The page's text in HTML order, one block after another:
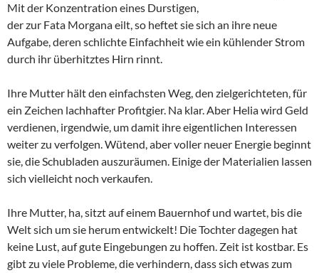
Mit der Konzentration eines Durstigen,
der zur Fata Morgana eilt, so heftet sie sich an ihre neue
Aufgabe, deren schlichte Einfachheit wie ein kühlender Strom
durch ihr überhitztes Hirn rinnt.
Ihre Mutter hält den einfachsten Weg, den zielgerichteten, für
ein Zeichen lachhafter Profitgier. Na klar. Aber Helia wird Geld
verdienen, irgendwie, um damit ihre eigentlichen Interessen
weiter zu verfolgen. Wütend, aber voller neuer Energie beginnt
sie, die Schubladen auszuräumen. Einige der Materialien lassen
sich vielleicht noch verkaufen.
Ihre Mutter, ha, sitzt auf einem Bauernhof und wartet, bis die
Welt sich um sie herum entwickelt! Die Tochter dagegen hat
keine Lust, auf gute Eingebungen zu hoffen. Zeit ist kostbar. Es
gibt zu viele Probleme, die verhindern, dass sich etwas zum